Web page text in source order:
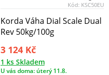
Kód: KSC50EU
Korda Váha Dial Scale Dual
Rev 50kg/100g
3 124 Kč
1 ks Skladem
U vás doma: úterý 11.8.